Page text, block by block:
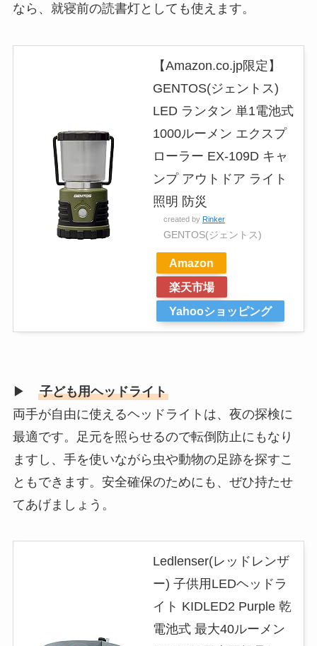
なら、就寝前の読書灯としても使えます。
【Amazon.co.jp限定】
GENTOS(ジェントス)
LED ランタン 単1電池式
1000ルーメン エクスプ
ローラー EX-109D キャ
ンプ アウトドア ライト
照明 防災
created by Rinker
GENTOS(ジェントス)
Amazon
楽天市場
Yahooショッピング
▶ 子ども用ヘッドライト
両手が自由に使えるヘッドライトは、夜の探検に
最適です。足元を照らせるので転倒防止にもなり
ますし、手を使いながら虫や動物の足跡を探すこ
ともできます。安全確保のためにも、ぜひ持たせ
てあげましょう。
Ledlenser(レッドレンザ
ー) 子供用LEDヘッドラ
イト KIDLED2 Purple 乾
電池式 最大40ルーメン